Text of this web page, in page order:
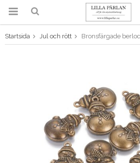
Produkten har blivit
varukorgen
Startsida Jul och rött Bronsfärgade